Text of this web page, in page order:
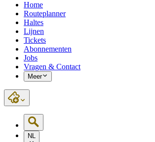
Home
Routeplanner
Haltes
Lijnen
Tickets
Abonnementen
Jobs
Vragen & Contact
Meer
NL